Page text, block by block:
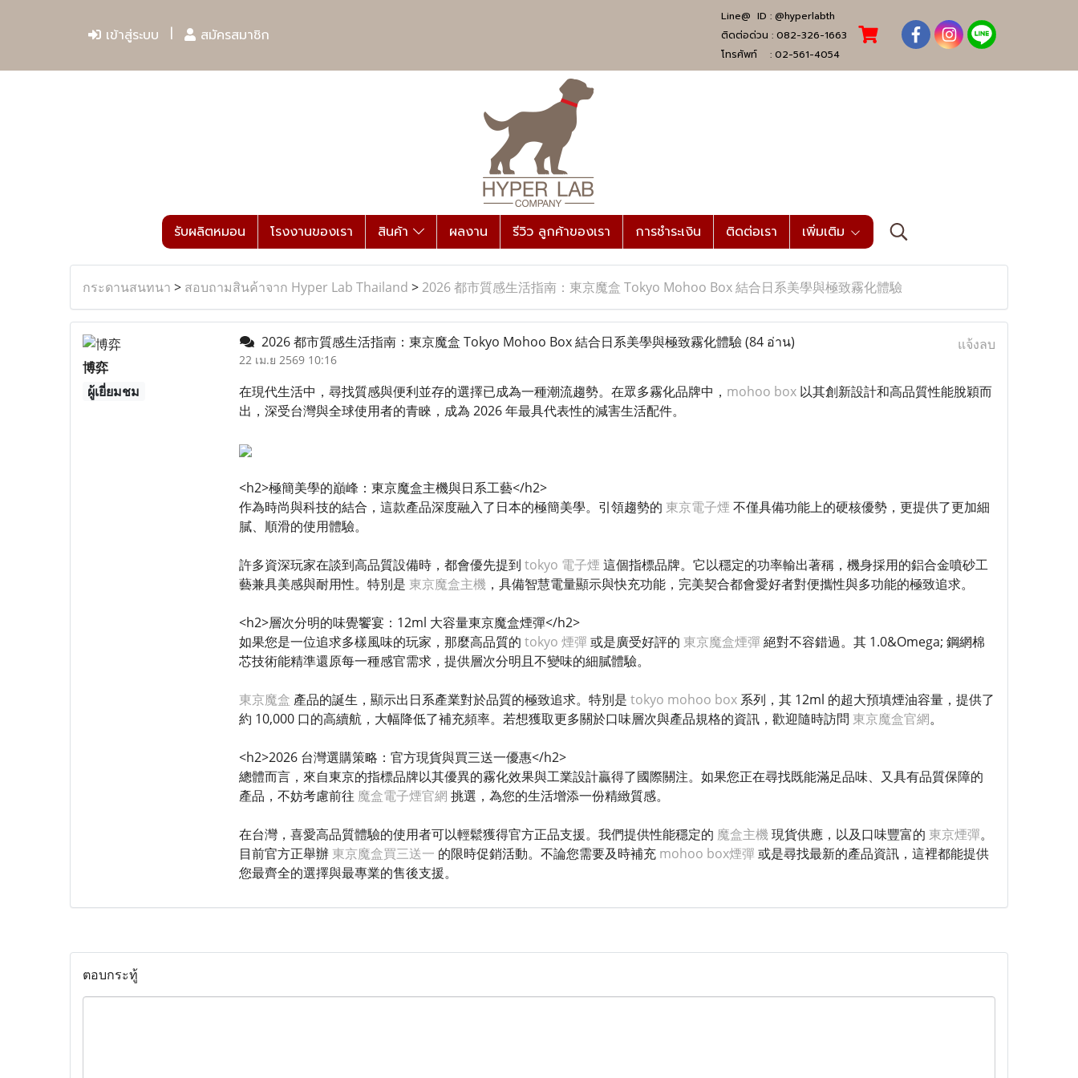
เข้าสู่ระบบ สมัครสมาชิก
Line@ ID : @hyperlabth
ติดต่อด่วน : 082-326-1663
โทรศัพท์ : 02-561-4054
รับผลิตหมอน โรงงานของเรา สินค้า ผลงาน รีวิว ลูกค้าของเรา การชำระเงิน ติดต่อเรา เพิ่มเติม
กระดานสนทนา > สอบถามสินค้าจาก Hyper Lab Thailand > 2026 都市質感生活指南：東京魔盒 Tokyo Mohoo Box 結合日系美學與極致霧化體驗
博弈
ผู้เยี่ยมชม
2026 都市質感生活指南：東京魔盒 Tokyo Mohoo Box 結合日系美學與極致霧化體驗(84 อ่าน)
22 เม.ย 2569 10:16
แจ้งลบ
在現代生活中，尋找質感與便利並存的選擇已成為一種潮流趨勢。在眾多霧化品牌中， mohoo box以其創新設計和高品質性能脫穎而
出，深受台灣與全球使用者的青睞，成為 2026 年最具代表性的減害生活配件。
<h2>極簡美學的巔峰：東京魔盒主機與日系工藝</h2>
作為時尚與科技的結合，這款產品深度融入了日本的極簡美學。引領趨勢的 東京電子煙 不僅具備功能上的硬核優勢，更提供了更加細
膩、順滑的使用體驗。
許多資深玩家在談到高品質設備時，都會優先提到 tokyo 電子煙 這個指標品牌。它以穩定的功率輸出著稱，機身採用的鋁合金噴砂工
藝兼具美感與耐用性。特別是 東京魔盒主機 ，具備智慧電量顯示與快充功能，完美契合都會愛好者對便攜性與多功能的極致追求。
<h2>層次分明的味覺饗宴：12ml 大容量東京魔盒煙彈</h2>
如果您是一位追求多樣風味的玩家，那麼高品質的 tokyo 煙彈 或是廣受好評的 東京魔盒煙彈 絕對不容錯過。其 1.0&Omega; 鋼網棉
芯技術能精準還原每一種感官需求，提供層次分明且不變味的細膩體驗。
東京魔盒 產品的誕生，顯示出日系產業對於品質的極致追求。特別是 tokyo mohoo box系列，其 12ml 的超大預填煙油容量，提供了
約 10,000 口的高續航，大幅降低了補充頻率。若想獲取更多關於口味層次與產品規格的資訊，歡迎隨時訪問 東京魔盒官網。
<h2>2026 台灣選購策略：官方現貨與買三送一優惠</h2>
總體而言，來自東京的指標品牌以其優異的霧化效果與工業設計贏得了國際關注。如果您正在尋找既能滿足品味、又具有品質保障的
產品，不妨考慮前往 魔盒電子煙官網 挑選，為您的生活增添一份精緻質感。
在台灣，喜愛高品質體驗的使用者可以輕鬆獲得官方正品支援。我們提供性能穩定的 魔盒主機 現貨供應，以及口味豐富的 東京煙彈。
目前官方正舉辦 東京魔盒買三送一 的限時促銷活動。不論您需要及時補充 mohoo box煙彈 或是尋找最新的產品資訊，這裡都能提供
您最齊全的選擇與最專業的售後支援。
ตอบกระทู้